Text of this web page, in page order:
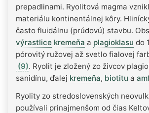
prepadlinami. Ryolitová magma
materiálu kontinentálnej kôry.
často fluidálnu (prúdovú) stavbu.
výrastlice kremeňa a plagioklasu do
pórovitý ružovej až svetlo fialovej
(9). Ryolit je zložený zo živcov
sanidínu, ďalej kremeňa, biotitu a
Ryolity zo stredoslovenských
používali prinajmenšom od čias